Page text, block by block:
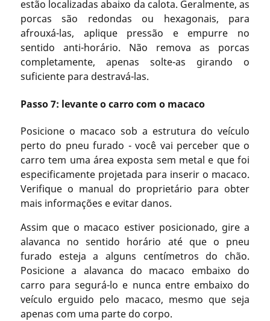
estão localizadas abaixo da calota. Geralmente, as
porcas são redondas ou hexagonais, para
afrouxá-las, aplique pressão e empurre no
sentido anti-horário. Não remova as porcas
completamente, apenas solte-as girando o
suficiente para destravá-las.
Passo 7: levante o carro com o macaco
Posicione o macaco sob a estrutura do veículo
perto do pneu furado - você vai perceber que o
carro tem uma área exposta sem metal e que foi
especificamente projetada para inserir o macaco.
Verifique o manual do proprietário para obter
mais informações e evitar danos.
Assim que o macaco estiver posicionado, gire a
alavanca no sentido horário até que o pneu
furado esteja a alguns centímetros do chão.
Posicione a alavanca do macaco embaixo do
carro para segurá-lo e nunca entre embaixo do
veículo erguido pelo macaco, mesmo que seja
apenas com uma parte do corpo.